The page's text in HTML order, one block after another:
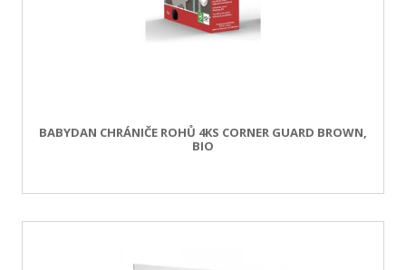
BABYDAN CHRÁNIČE ROHŮ 4KS CORNER GUARD BROWN,
BIO